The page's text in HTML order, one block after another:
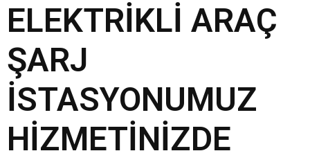
ELEKTRIKLI ARAÇ
ŞARJ
İSTASYONUMUZ
HIZMETINIZDE